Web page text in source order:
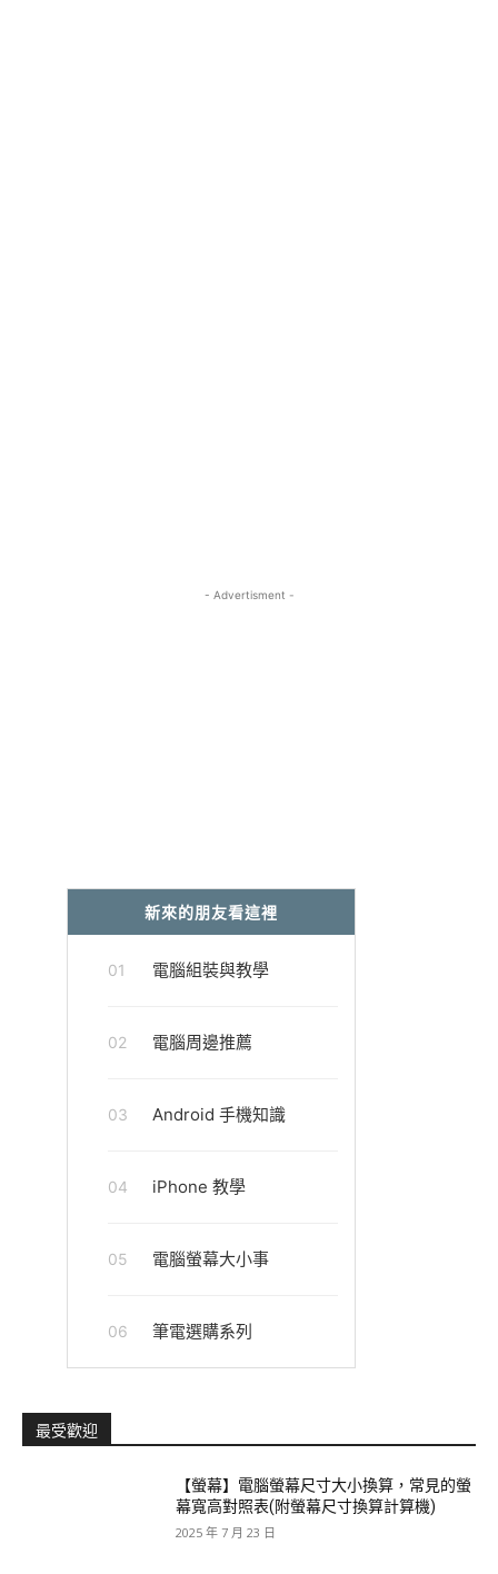
- Advertisment -
新來的朋友看這裡
01 電腦組裝與教學
02 電腦周邊推薦
03 Android 手機知識
04 iPhone 教學
05 電腦螢幕大小事
06 筆電選購系列
最受歡迎
【螢幕】電腦螢幕尺寸大小換算，常見的螢
幕寬高對照表(附螢幕尺寸換算計算機)
2025 年 7 月 23 日